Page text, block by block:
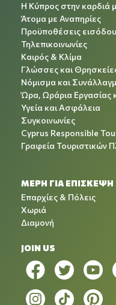
Η Κύπρος στην καρδιά
Άτομα με Αναπηρίες
Προϋποθέσεις εισόδου
Τηλεπικοινωνίες
Καιρός & Κλίμα
Γλώσσες και
Νόμισμα και
Ώρα, Ωράρια Εργασίας
Υγεία και Ασφάλεια
Συγκοινωνίες
Cyprus Responsible
Γραφεία Τουριστικών
ΜΕΡΗ ΓΙΑ ΕΠΙΣΚΕΨΗ
Επαρχίες & Πόλεις
Χωριά
Διαμονή
JOIN US